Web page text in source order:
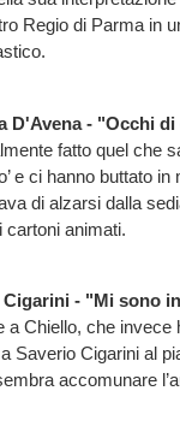
Regio di Parma in
D'Avena - "Occhi
fatto quel che
e ci hanno buttato
di alzarsi dalla
cartoni animati.
- "Mi sono
Chiello, che
Saverio Cigarini al
accomunare